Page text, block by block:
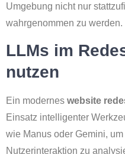
Umgebung nicht nur
wahrgenommen zu werden.
LLMs im
nutzen
Ein modernes website
Einsatz intelligenter
wie Manus oder Gemini,
Nutzerinteraktion zu